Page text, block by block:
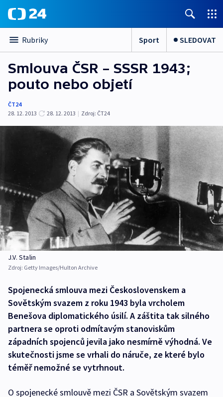
Rubriky Sport SLEDOVAT
Smlouva ČSR – SSSR 1943;
pouto nebo objetí
ČT24
28. 12. 2013
28. 12. 2013 | Zdroj: ČT24
J.V. Stalin
Zdroj: Getty Images/Hulton Archive
Spojenecká smlouva mezi Československem a
Sovětským svazem z roku 1943 byla vrcholem
Benešova diplomatického úsilí. A záštita tak silného
partnera se oproti odmítavým stanoviskům
západních spojenců jevila jako nesmírně výhodná. Ve
skutečnosti jsme se vrhali do náruče, ze které bylo
téměř nemožné se vytrhnout.
O spojenecké smlouvě mezi ČSR a Sovětským svazem